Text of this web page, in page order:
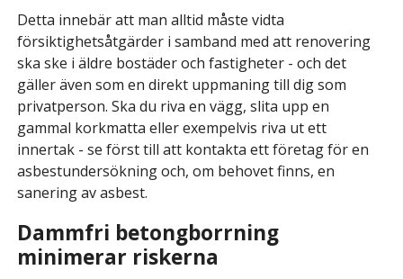
Detta innebär att man alltid måste vidta
försiktighetsåtgärder i samband med att renovering
ska ske i äldre bostäder och fastigheter - och det
gäller även som en direkt uppmaning till dig som
privatperson. Ska du riva en vägg, slita upp en
gammal korkmatta eller exempelvis riva ut ett
innertak - se först till att kontakta ett företag för en
asbestundersökning och, om behovet finns, en
sanering av asbest.
Dammfri betongborrning
minimerar riskerna